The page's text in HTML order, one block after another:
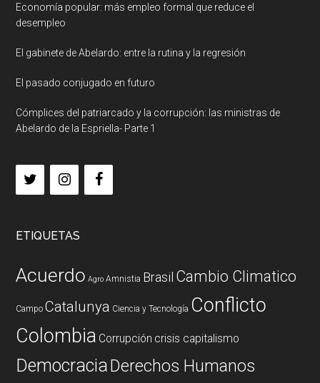
Economía popular: más empleo formal que reduce el
desempleo
El gabinete de Abelardo: entre la rutina y la regresión
El pasado conjugado en futuro
Cómplices del patriarcado y la corrupción: las ministras de
Abelardo de la Espriella- Parte 1
ETIQUETAS
Acuerdo Agro Amnistia Brasil Cambio Climatico
Campo Catalunya Ciencia y Tecnología Conflicto
Colombia Corrupción crisis capitalismo
DemocraciaDerechos Humanos